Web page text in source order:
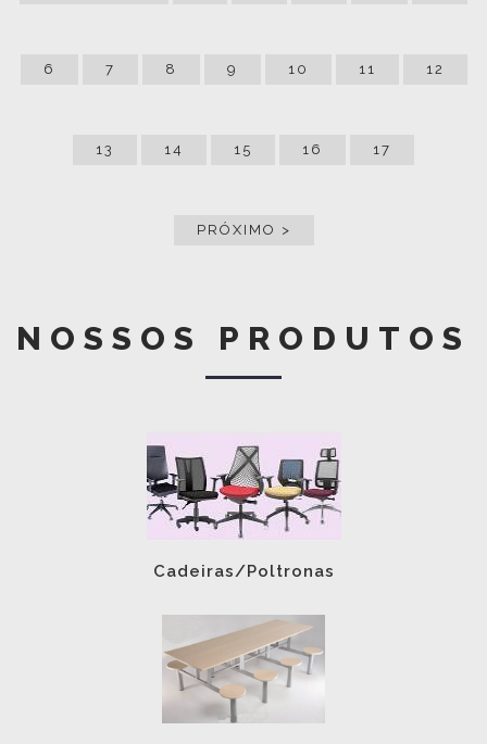
6 7 8 9 10 11 12
13 14 15 16 17
PRÓXIMO >
NOSSOS PRODUTOS
Cadeiras/Poltronas